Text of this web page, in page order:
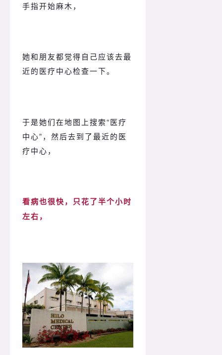
手指开始麻木，
她和朋友都觉得自己应该去最
近的医疗中心检查一下。
于是她们在地图上搜索“医疗
中心”，然后去到了最近的医
疗中心，
看病也很快，只花了半个小时
左右，